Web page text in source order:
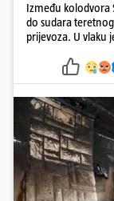
Između kolodvora
do sudara
prijevoza. U vlaku